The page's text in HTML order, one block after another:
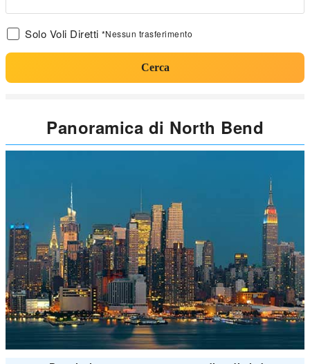
Solo Voli Diretti *Nessun trasferimento
Cerca
Panoramica di North Bend